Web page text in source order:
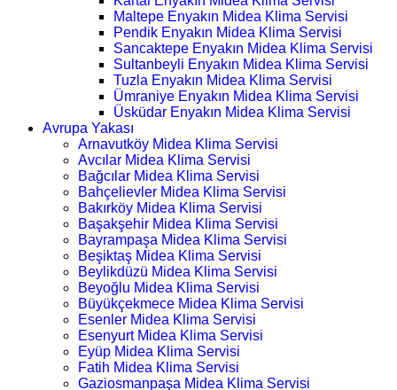
Maltepe Enyakın Midea Klima Servisi
Pendik Enyakın Midea Klima Servisi
Sancaktepe Enyakın Midea Klima Servisi
Sultanbeyli Enyakın Midea Klima Servisi
Tuzla Enyakın Midea Klima Servisi
Ümraniye Enyakın Midea Klima Servisi
Üsküdar Enyakın Midea Klima Servisi
Avrupa Yakası
Arnavutköy Midea Klima Servisi
Avcılar Midea Klima Servisi
Bağcılar Midea Klima Servisi
Bahçelievler Midea Klima Servisi
Bakırköy Midea Klima Servisi
Başakşehir Midea Klima Servisi
Bayrampaşa Midea Klima Servisi
Beşiktaş Midea Klima Servisi
Beylikdüzü Midea Klima Servisi
Beyoğlu Midea Klima Servisi
Büyükçekmece Midea Klima Servisi
Esenler Midea Klima Servisi
Esenyurt Midea Klima Servisi
Eyüp Midea Klima Servisi
Fatih Midea Klima Servisi
Gaziosmanpaşa Midea Klima Servisi